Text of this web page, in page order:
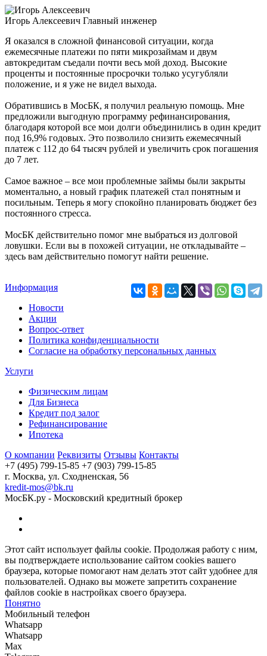
Игорь Алексеевич Главный инженер
Я оказался в сложной финансовой ситуации, когда
ежемесячные платежи по пяти микрозаймам и двум
автокредитам съедали почти весь мой доход. Высокие
проценты и постоянные просрочки только усугубляли
положение, и я уже не видел выхода.
Обратившись в МосБК, я получил реальную помощь. Мне
предложили выгодную программу рефинансирования,
благодаря которой все мои долги объединились в один кредит
под 16,9% годовых. Это позволило снизить ежемесячный
платеж с 112 до 64 тысяч рублей и увеличить срок погашения
до 7 лет.
Самое важное – все мои проблемные займы были закрыты
моментально, а новый график платежей стал понятным и
посильным. Теперь я могу спокойно планировать бюджет без
постоянного стресса.
МосБК действительно помог мне выбраться из долговой
ловушки. Если вы в похожей ситуации, не откладывайте –
здесь вам действительно помогут найти решение.
Информация
Новости
Акции
Вопрос-ответ
Политика конфиденциальности
Согласие на обработку персональных данных
Услуги
Физическим лицам
Для Бизнеса
Кредит под залог
Рефинансирование
Ипотека
О компании Реквизиты Отзывы Контакты
+7 (495) 799-15-85 +7 (903) 799-15-85
г. Москва, ул. Сходненская, 56
kredit-mos@bk.ru
МосБК.ру - Московский кредитный брокер
Этот сайт использует файлы cookie. Продолжая работу с ним,
вы подтверждаете использование сайтом cookies вашего
браузера, которые помогают нам делать этот сайт удобнее для
пользователей. Однако вы можете запретить сохранение
файлов cookie в настройках своего браузера.
Понятно
Мобильный телефон
Whatsapp
Whatsapp
Max